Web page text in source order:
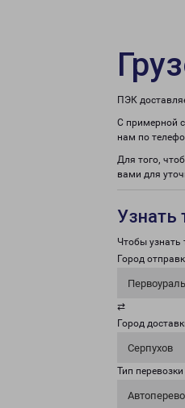
ПЭК
С примерной
нам по
Для того,
вами для
Узнать
Чтобы узнать
Город
⇄
Город
Серпухов
Тип перевозки